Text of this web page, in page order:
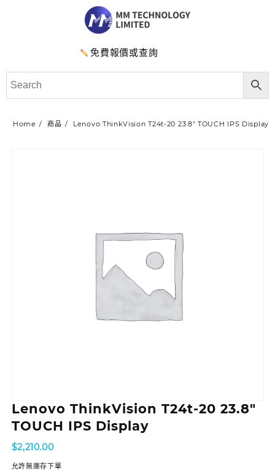
免費報價或查詢
Home 商品 Lenovo ThinkVision T24t-20 23.8″ TOUCH IPS Display
Lenovo ThinkVision T24t-20 23.8″
TOUCH IPS Display
$2,210.00
允許無庫存下單